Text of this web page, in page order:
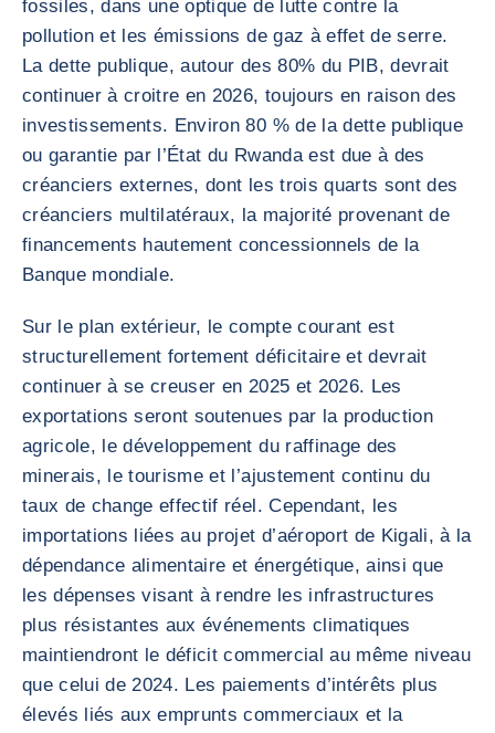
fossiles, dans une optique de lutte contre la
pollution et les émissions de gaz à effet de serre.
La dette publique, autour des 80% du PIB, devrait
continuer à croitre en 2026, toujours en raison des
investissements. Environ 80 % de la dette publique
ou garantie par l’État du Rwanda est due à des
créanciers externes, dont les trois quarts sont des
créanciers multilatéraux, la majorité provenant de
financements hautement concessionnels de la
Banque mondiale.
Sur le plan extérieur, le compte courant est
structurellement fortement déficitaire et devrait
continuer à se creuser en 2025 et 2026. Les
exportations seront soutenues par la production
agricole, le développement du raffinage des
minerais, le tourisme et l’ajustement continu du
taux de change effectif réel. Cependant, les
importations liées au projet d’aéroport de Kigali, à la
dépendance alimentaire et énergétique, ainsi que
les dépenses visant à rendre les infrastructures
plus résistantes aux événements climatiques
maintiendront le déficit commercial au même niveau
que celui de 2024. Les paiements d’intérêts plus
élevés liés aux emprunts commerciaux et la